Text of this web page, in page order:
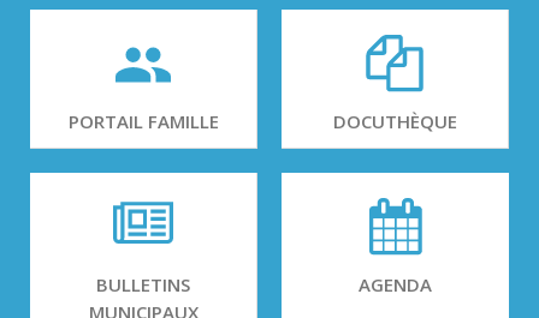
PORTAIL FAMILLE DOCUTHÈQUE
BULLETINS
MUNICIPAUX
AGENDA